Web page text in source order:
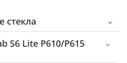
стекла
S6 Lite P610/P615